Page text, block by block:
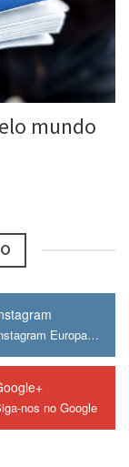
mundo
Instagram Europamos
nos no Google